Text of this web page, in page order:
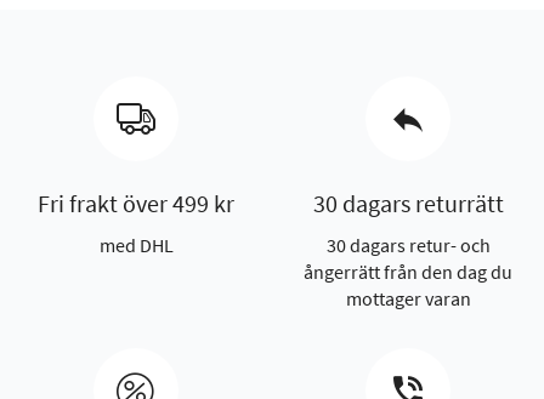
Fri frakt över 499 kr
med DHL
30 dagars returrätt
30 dagars retur- och
ångerrätt från den dag du
mottager varan